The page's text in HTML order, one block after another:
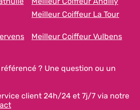
Meilleur Coiffeur La Tour
Meilleur Coiffeur Vulbens
? Une question ou un
client 24h/24 et 7j/7 via notre